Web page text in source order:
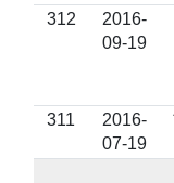
312
2016-
09-19
311
2016-
07-19